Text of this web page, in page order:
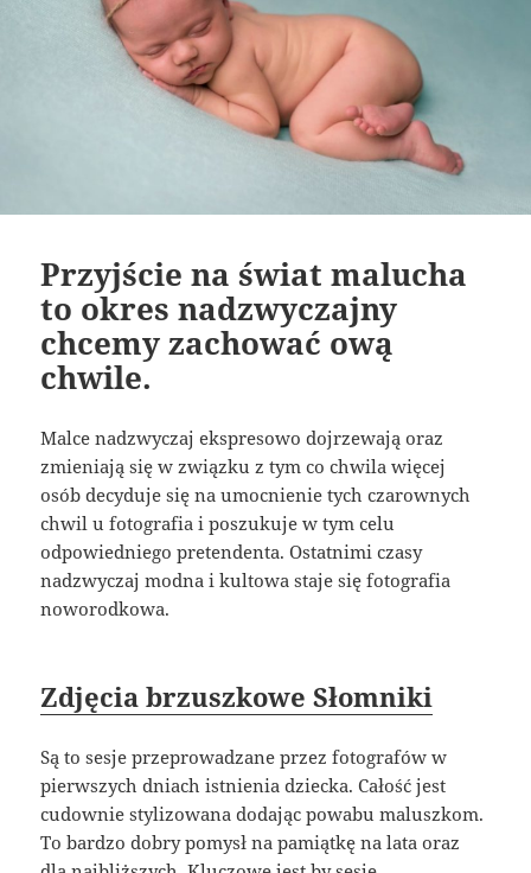
Przyjście na świat malucha
to okres nadzwyczajny
chcemy zachować ową
chwile.
Malce nadzwyczaj ekspresowo dojrzewają oraz
zmieniają się w związku z tym co chwila więcej
osób decyduje się na umocnienie tych czarownych
chwil u fotografia i poszukuje w tym celu
odpowiedniego pretendenta. Ostatnimi czasy
nadzwyczaj modna i kultowa staje się fotografia
noworodkowa.
Zdjęcia brzuszkowe Słomniki
Są to sesje przeprowadzane przez fotografów w
pierwszych dniach istnienia dziecka. Całość jest
cudownie stylizowana dodając powabu maluszkom.
To bardzo dobry pomysł na pamiątkę na lata oraz